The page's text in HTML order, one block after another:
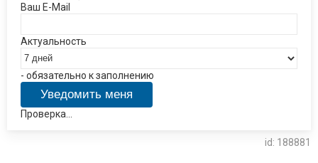
Ваш E-Mail
Актуальность
- обязательно к заполнению
Проверка...
id: 188881